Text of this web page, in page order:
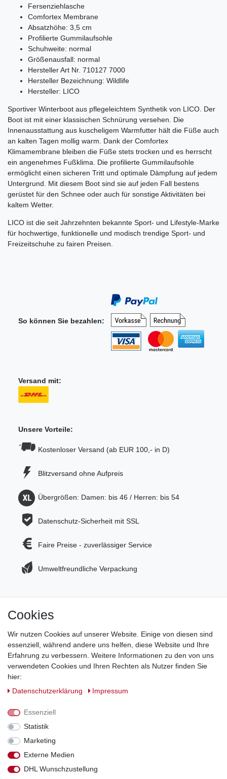
Fersenziehlasche
Comfortex Membrane
Absatzhöhe: 3,5 cm
Profilierte Gummilaufsohle
Schuhweite: normal
Größenausfall: normal
Hersteller Art Nr. 710127 7000
Hersteller Bezeichnung: Wildlife
Hersteller: LICO
Sportiver Winterboot aus pflegeleichtem Synthetik von LICO. Der
Boot ist mit einer klassischen Schnürung versehen. Die
Innenausstattung aus kuscheligem Warmfutter hält die Füße auch
an kalten Tagen mollig warm. Dank der Comfortex
Klimamembrane bleiben die Füße stets trocken und es herrscht
ein angenehmes Fußklima. Die profilierte Gummilaufsohle
ermöglicht einen sicheren Tritt und optimale Dämpfung auf jedem
Untergrund. Mit diesem Boot sind sie auf jeden Fall bestens
gerüstet für den Schnee oder auch für sonstige Aktivitäten bei
kaltem Wetter.
LICO ist die seit Jahrzehnten bekannte Sport- und Lifestyle-Marke
für hochwertige, funktionelle und modisch trendige Sport- und
Freizeitschuhe zu fairen Preisen.
So können Sie bezahlen:
Versand mit:
Unsere Vorteile:
Kostenloser Versand (ab EUR 100,- in D)
Blitzversand ohne Aufpreis
Übergrößen: Damen: bis 46 / Herren: bis 54
Datenschutz-Sicherheit mit SSL
Faire Preise - zuverlässiger Service
Umweltfreundliche Verpackung
Jetzt zum Newsletter anmelden und 5€ Gutschein
Newsletter Anmeldung >
Preise entsprechen dem bisherigen Preis bei Schuhperlativ.
Cookies
Wir nutzen Cookies auf unserer Website. Einige von diesen sind
essenziell, während andere uns helfen, diese Website und Ihre
Erfahrung zu verbessern. Weitere Informationen zu den von uns
verwendeten Cookies und Ihren Rechten als Nutzer finden Sie
hier:
Daten­schutz­erklärung
Impressum
Essenziell
Statistik
Marketing
Externe Medien
DHL Wunschzustellung